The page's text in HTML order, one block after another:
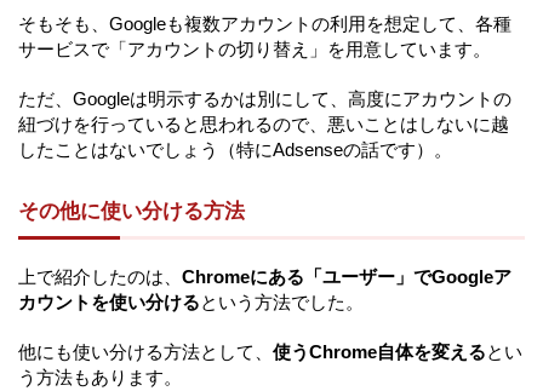
そもそも、Googleも複数アカウントの利用を想定して、各種
サービスで「アカウントの切り替え」を用意しています。
ただ、Googleは明示するかは別にして、高度にアカウントの
紐づけを行っていると思われるので、悪いことはしないに越
したことはないでしょう（特にAdsenseの話です）。
その他に使い分ける方法
上で紹介したのは、 Chromeにある「ユーザー」でGoogleア
カウントを使い分けるという方法でした。
他にも使い分ける方法として、 使うChrome自体を変えるとい
う方法もあります。